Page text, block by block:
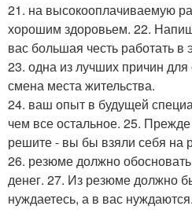
21. на высокооплачиваемую
хорошим здоровьем. 22.
вас большая честь работать в
23. одна из лучших причин
смена места жительства.
24. ваш опыт в будущей
чем все остальное. 25.
решите - вы бы взяли себя на
26. резюме должно
денег. 27. Из резюме должно
нуждаетесь, а в вас нуждаются.